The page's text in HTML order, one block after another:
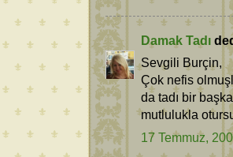
Damak Tadı
Sevgili Burçin,
Çok nefis
da tadı bir
mutlulukla
17 Temmuz,